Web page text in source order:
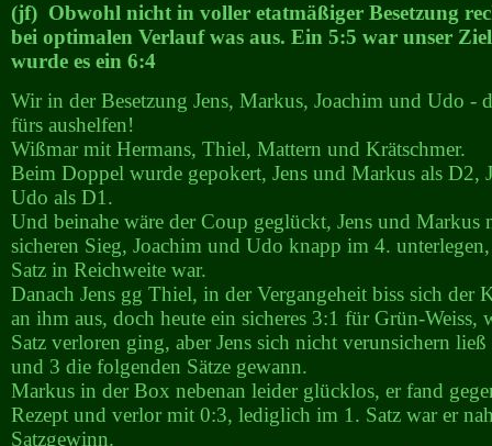
(jf) Obwohl nicht in voller etatmäßiger Besetzung
bei optimalen Verlauf was aus. Ein 5:5 war unser
wurde es ein 6:4
Wir in der Besetzung Jens, Markus, Joachim und Udo -
fürs aushelfen!
Wißmar mit Hermans, Thiel, Mattern und Krätschmer.
Beim Doppel wurde gepokert, Jens und Markus als D2,
Udo als D1.
Und beinahe wäre der Coup geglückt, Jens und Markus
sicheren Sieg, Joachim und Udo knapp im 4.
Satz in Reichweite war.
Danach Jens gg Thiel, in der Vergangeheit biss sich der
an ihm aus, doch heute ein sicheres 3:1 für Grün-Weiss,
Satz verloren ging, aber Jens sich nicht verunsichern
und 3 die folgenden Sätze gewann.
Markus in der Box nebenan leider glücklos, er fand
Rezept und verlor mit 0:3, lediglich im 1. Satz war er
Satzgewinn.